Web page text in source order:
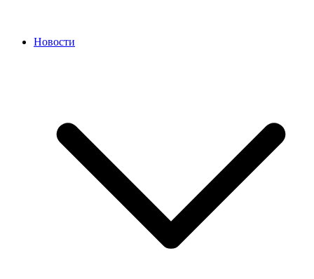
Новости